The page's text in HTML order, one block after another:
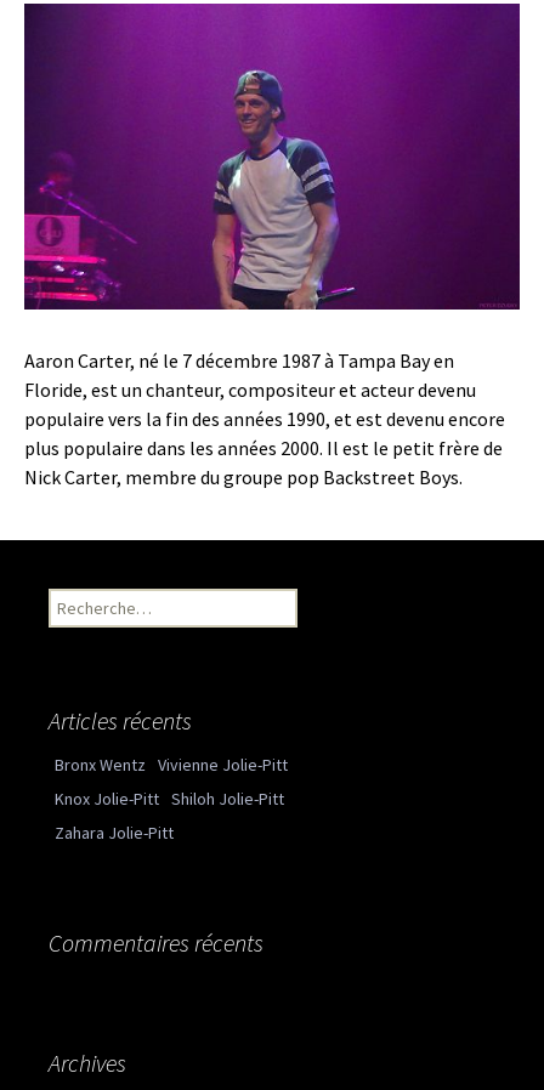
Aaron Carter, né le 7 décembre 1987 à Tampa Bay en
Floride, est un chanteur, compositeur et acteur devenu
populaire vers la fin des années 1990, et est devenu encore
plus populaire dans les années 2000. Il est le petit frère de
Nick Carter, membre du groupe pop Backstreet Boys.
Recherche pour :
Articles récents
Bronx Wentz Vivienne Jolie-Pitt
Knox Jolie-Pitt Shiloh Jolie-Pitt
Zahara Jolie-Pitt
Commentaires récents
Archives